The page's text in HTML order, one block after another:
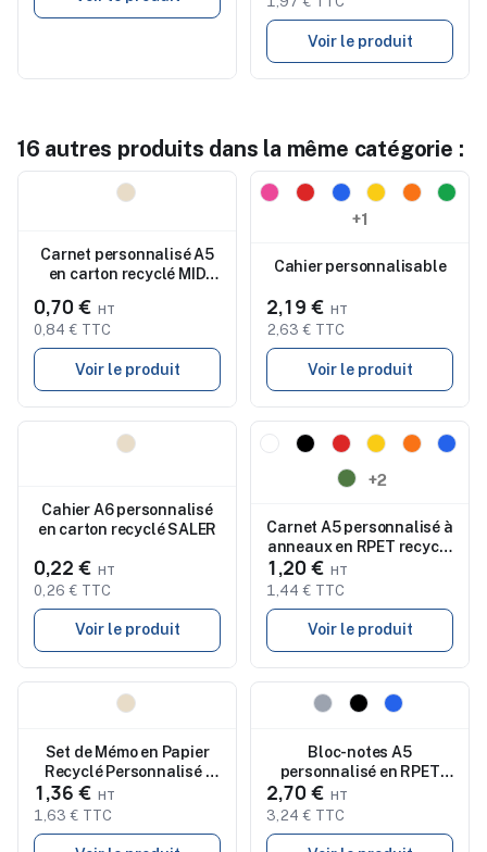
Voir le produit
16 autres produits dans la même catégorie :
Carnet personnalisé A5
en carton recyclé MID
0,70 €
0,84 € TTC
Voir le produit
Nouveau
+1
Cahier personnalisable
2,19 €
2,63 € TTC
Voir le produit
Cahier A6 personnalisé
en carton recyclé SALER
0,22 €
0,26 € TTC
Voir le produit
Nouveau
+2
Carnet A5 personnalisé à
anneaux en RPET recyclé
MISTROL
1,20 €
1,44 € TTC
Voir le produit
Set de Mémo en Papier
Recyclé Personnalisé -
MAUI
1,36 €
1,63 € TTC
Nouveau
Bloc-notes A5
personnalisé en RPET
600D et cuir PU BELA
2,70 €
3,24 € TTC